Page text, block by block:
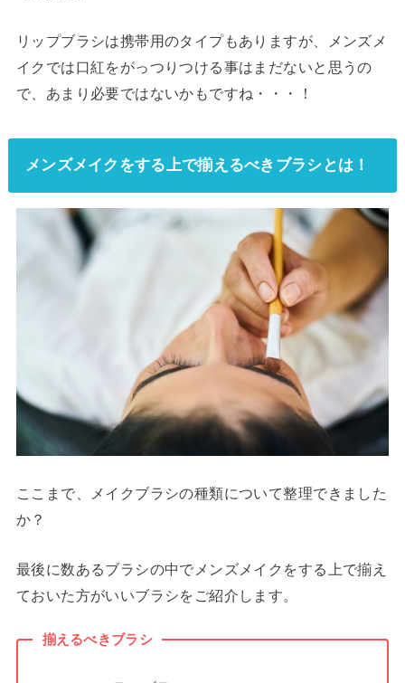
リップブラシは携帯用のタイプもありますが、メンズメ
イクでは口紅をがっつりつける事はまだないと思うの
で、あまり必要ではないかもですね・・・！
メンズメイクをする上で揃えるべきブラシとは！
ここまで、メイクブラシの種類について整理できました
か？
最後に数あるブラシの中でメンズメイクをする上で揃え
ておいた方がいいブラシをご紹介します。
揃えるべきブラシ